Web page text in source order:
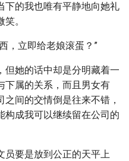
下的我也唯有平静地向她礼
。
，立即给老娘滚蛋？”
但她的话中却是分明藏着一
下属的关系，而且男女有
间的交情倒是往来不错，
构成我可以继续留在公司的
员要是放到公正的天平上